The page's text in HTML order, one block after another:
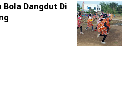
Bola Dangdut Di